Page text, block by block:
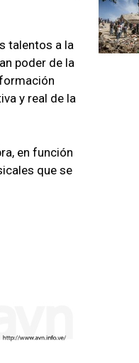
talentos a la
poder de la
y real de la
en función
que se